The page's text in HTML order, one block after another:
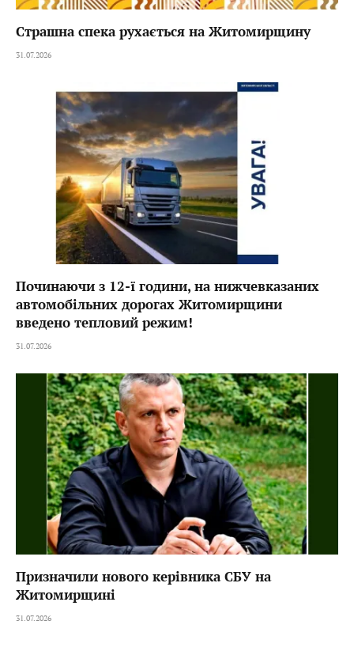
Страшна спека рухається на Житомирщину
31.07.2026
Починаючи з 12-ї години, на нижчевказаних
автомобільних дорогах Житомирщини
введено тепловий режим!
31.07.2026
Призначили нового керівника СБУ на
Житомирщині
31.07.2026